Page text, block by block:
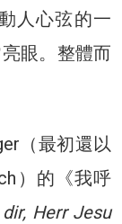
人心弦的一
眼。整體而
（最初還以
）的《我呼
Herr Jesu